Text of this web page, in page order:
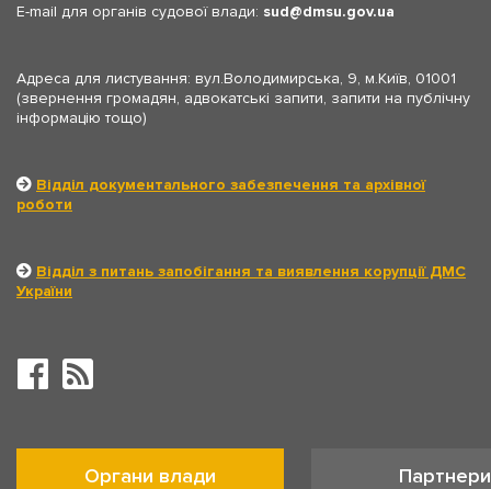
E-mail для органів судової влади: sud dmsu.gov.ua
Адреса для листування: вул.Володимирська, 9, м.Київ, 01001
(звернення громадян, адвокатські запити, запити на публічну
інформацію тощо)
Відділ документального забезпечення та архівної
роботи
Відділ з питань запобігання та виявлення корупції ДМС
України
Органи влади Партнери